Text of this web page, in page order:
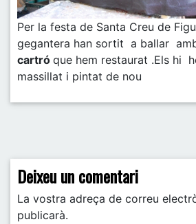
Per la festa de Santa Creu de
gegantera han sortit a ballar
cartró que hem restaurat .Els hi
massillat i pintat de nou
Deixeu un comentari
La vostra adreça de correu
publicarà.